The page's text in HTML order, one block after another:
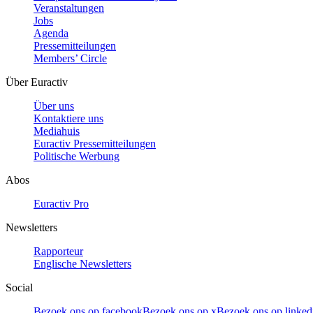
Veranstaltungen
Jobs
Agenda
Pressemitteilungen
Members’ Circle
Über Euractiv
Über uns
Kontaktiere uns
Mediahuis
Euractiv Pressemitteilungen
Politische Werbung
Abos
Euractiv Pro
Newsletters
Rapporteur
Englische Newsletters
Social